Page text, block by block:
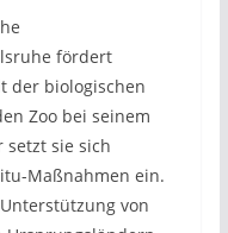
fördert
der biologischen
Zoo bei seinem
sie sich
Maßnahmen ein.
von